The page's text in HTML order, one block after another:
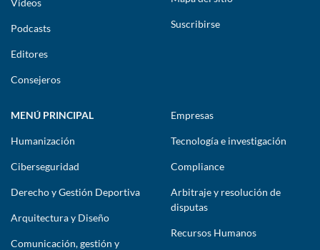
Podcasts
Editores
Consejeros
Suscribirse
MENÚ PRINCIPAL
Humanización
Ciberseguridad
Derecho y Gestión Deportiva
Arquitectura y Diseño
Comunicación, gestión y
Empresas
Tecnología e investigación
Compliance
Arbitraje y resolución de
disputas
Recursos Humanos